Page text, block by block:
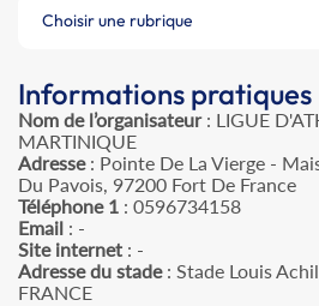
Choisir une rubrique
Informations pratiques
Nom de l’organisateur: LIGUE
MARTINIQUE
Adresse: Pointe De La Vierge -
Du Pavois, 97200 Fort De France
Téléphone 1 : 0596734158
Email : -
Site internet : -
Adresse du stade: Stade Louis
FRANCE